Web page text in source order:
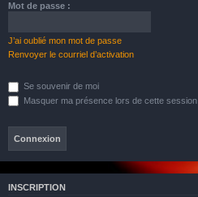
Mot de passe :
J’ai oublié mon mot de passe
Renvoyer le courriel d’activation
Se souvenir de moi
Masquer ma présence lors de cette session
INSCRIPTION